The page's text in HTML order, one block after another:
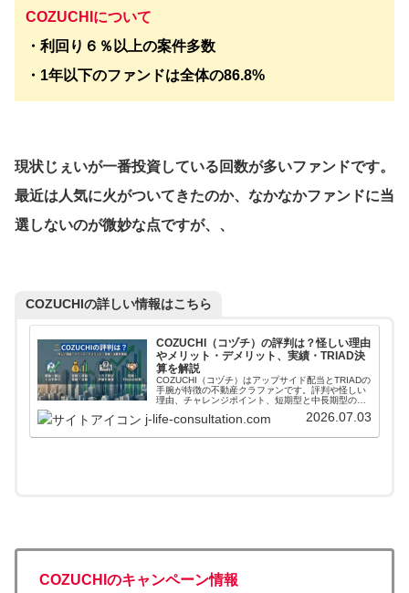
COZUCHIについて
・利回り６％以上の案件多数
・1年以下のファンドは全体の86.8%
現状じぇいが一番投資している回数が多いファンドです。
最近は人気に火がついてきたのか、なかなかファンドに当
選しないのが微妙な点ですが、、
COZUCHIの詳しい情報はこちら
COZUCHI（コヅチ）の評判は？怪しい理由
やメリット・デメリット、実績・TRIAD決
算を解説
COZUCHI（コヅチ）はアップサイド配当とTRIADの
手腕が特徴の不動産クラファンです。評判や怪しい
理由、チャレンジポイント、短期型と中長期型の違
家目線で解説します。
j-life-consultation.com 2026.07.03
COZUCHIのキャンペーン情報